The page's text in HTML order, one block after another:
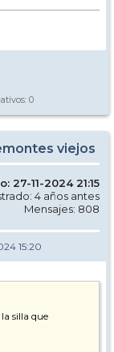
0
viejos
27-11-2024 21:15
4 años antes
Mensajes: 808
15:20
silla que